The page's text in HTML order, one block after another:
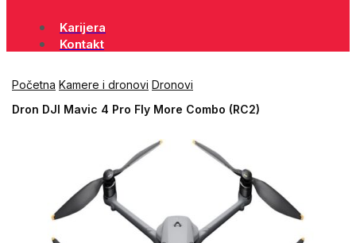
Karijera
Kontakt
Početna Kamere i dronovi Dronovi
Dron DJI Mavic 4 Pro Fly More Combo (RC2)